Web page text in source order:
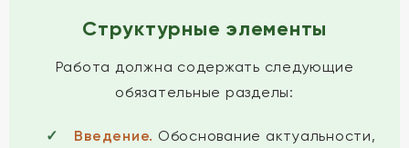
Структурные элементы
Работа должна содержать следующие
обязательные разделы:
Введение. Обоснование актуальности,